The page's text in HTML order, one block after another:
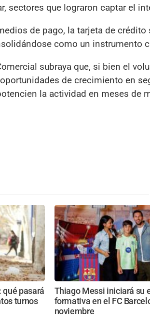
sectores que lograron captar el
de pago, la tarjeta de
como un instrumento
subraya que, si bien el
de crecimiento en
la actividad en meses de
qué pasará
turnos
Thiago Messi iniciará su
formativa en el FC
noviembre